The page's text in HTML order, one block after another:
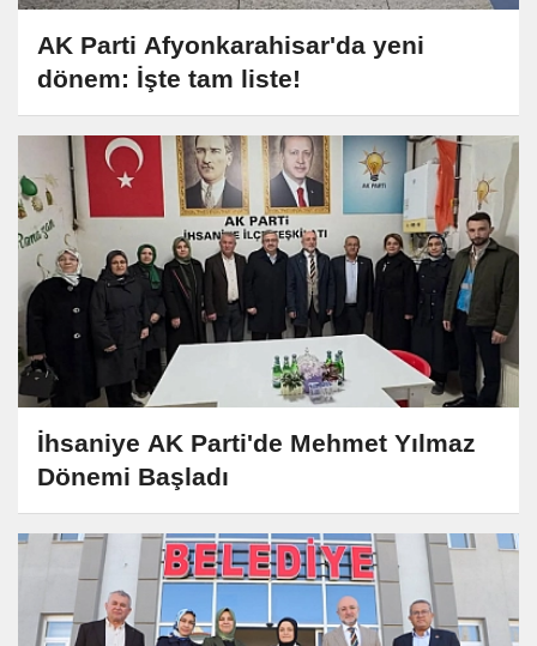
AK Parti Afyonkarahisar'da yeni
dönem: İşte tam liste!
İhsaniye AK Parti'de Mehmet Yılmaz
Dönemi Başladı